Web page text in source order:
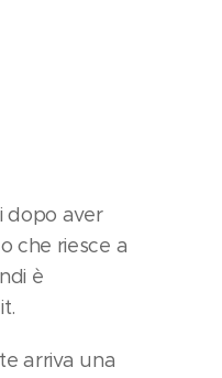
dopo aver
che riesce a
è
arriva una